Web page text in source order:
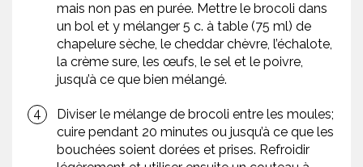
mais non pas en purée. Mettre le brocoli dans
un bol et y mélanger 5 c. à table (75 ml) de
chapelure sèche, le cheddar chèvre, l’échalote,
la crème sure, les œufs, le sel et le poivre,
jusqu’à ce que bien mélangé.
Diviser le mélange de brocoli entre les moules;
cuire pendant 20 minutes ou jusqu’à ce que les
bouchées soient dorées et prises. Refroidir